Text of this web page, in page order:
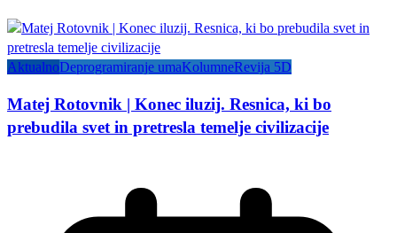
AktualnoDeprogramiranje umaKolumneRevija 5D
Matej Rotovnik | Konec iluzij. Resnica, ki bo
prebudila svet in pretresla temelje civilizacije